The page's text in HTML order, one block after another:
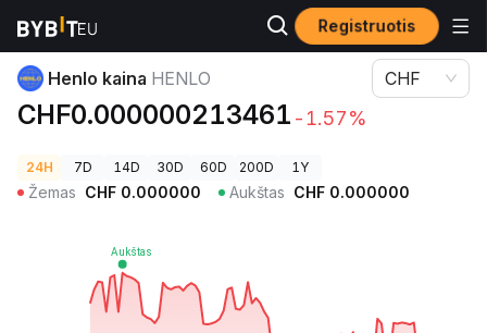
Registruotis
Kriptovaliutų kainos Henlo kaina HENLO
Henlo kaina HENLO
CHF0.000000213461 -1.57%
CHF
24H 7D 14D 30D 60D 200D 1Y
Žemas CHF 0.000000 Aukštas CHF 0.000000